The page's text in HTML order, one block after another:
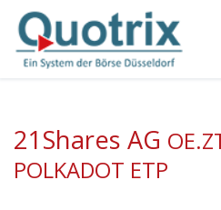
21Shares AG
POLKADOT ETP